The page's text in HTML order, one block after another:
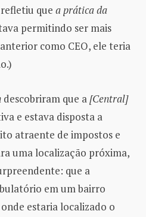
que a prática da
permitindo ser mais
como CEO, ele teria
descobriram que a[Central]
e estava disposta a
atraente de impostos e
uma localização próxima,
que a
em um bairro
estaria localizado o